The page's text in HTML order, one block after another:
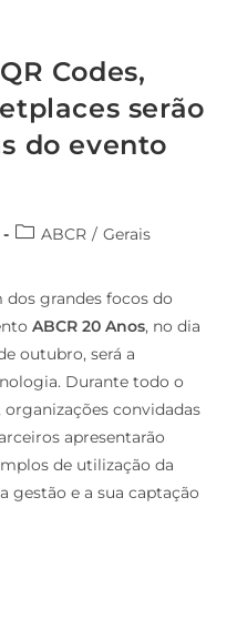
Codes,
serão
do evento
ABCR / Gerais
dos grandes focos do
ABCR 20 Anos, no dia
outubro, será a
Durante todo o
organizações convidadas
apresentarão
de utilização da
gestão e a sua captação